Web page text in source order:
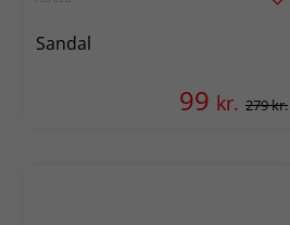
Sandal
99 kr. 279 kr.